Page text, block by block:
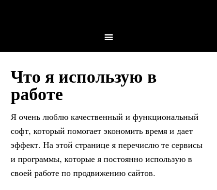
Что я использую в
работе
Я очень люблю качественный и функциональный
софт, который помогает экономить время и дает
эффект. На этой странице я перечислю те сервисы
и программы, которые я постоянно использую в
своей работе по продвижению сайтов.